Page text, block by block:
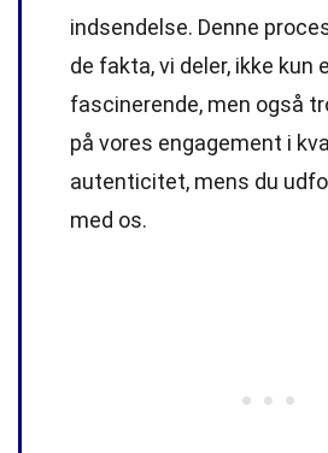
indsendelse. Denne
de fakta, vi deler, ikke kun
fascinerende, men også
på vores engagement i
autenticitet, mens du
med os.